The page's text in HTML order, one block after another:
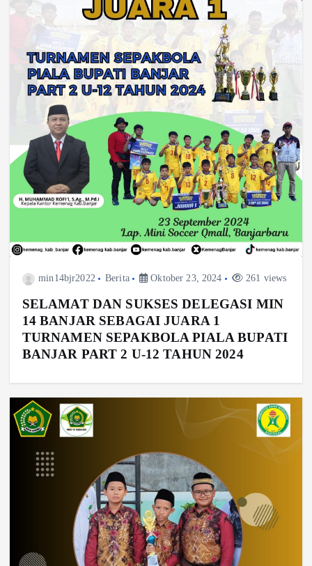
min14bjr2022 Berita Oktober 23, 2024 261 views
SELAMAT DAN SUKSES DELEGASI MIN
14 BANJAR SEBAGAI JUARA 1
TURNAMEN SEPAKBOLA PIALA BUPATI
BANJAR PART 2 U-12 TAHUN 2024